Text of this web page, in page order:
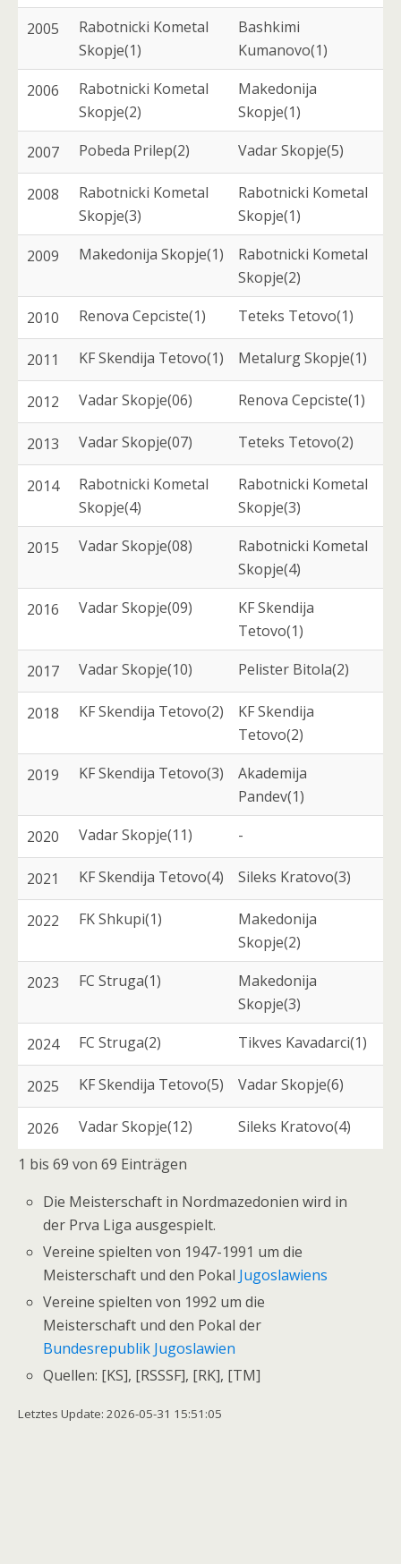
2005
Rabotnicki Kometal
Skopje(1)
Bashkimi
Kumanovo(1)
2006
Rabotnicki Kometal
Skopje(2)
Makedonija
Skopje(1)
2007 Pobeda Prilep(2) Vadar Skopje(5)
2008
Rabotnicki Kometal
Skopje(3)
Rabotnicki Kometal
Skopje(1)
2009 Makedonija Skopje(1)
Rabotnicki Kometal
Skopje(2)
2010 Renova Cepciste(1) Teteks Tetovo(1)
2011 KF Skendija Tetovo(1) Metalurg Skopje(1)
2012 Vadar Skopje(06) Renova Cepciste(1)
2013 Vadar Skopje(07) Teteks Tetovo(2)
2014
Rabotnicki Kometal
Skopje(4)
Rabotnicki Kometal
Skopje(3)
2015 Vadar Skopje(08)
Rabotnicki Kometal
Skopje(4)
2016 Vadar Skopje(09)
KF Skendija
Tetovo(1)
2017 Vadar Skopje(10) Pelister Bitola(2)
2018 KF Skendija Tetovo(2)
KF Skendija
Tetovo(2)
2019 KF Skendija Tetovo(3)
Akademija
Pandev(1)
2020 Vadar Skopje(11) -
2021 KF Skendija Tetovo(4) Sileks Kratovo(3)
2022 FK Shkupi(1)
Makedonija
Skopje(2)
2023 FC Struga(1)
Makedonija
Skopje(3)
2024 FC Struga(2) Tikves Kavadarci(1)
2025 KF Skendija Tetovo(5) Vadar Skopje(6)
2026 Vadar Skopje(12)
Sileks Kratovo(4)
1 bis 69 von 69 Einträgen
Die Meisterschaft in Nordmazedonien wird in
der Prva Liga ausgespielt.
Vereine spielten von 1947-1991 um die
Meisterschaft und den Pokal Jugoslawiens
Vereine spielten von 1992 um die
Meisterschaft und den Pokal der
Bundesrepublik Jugoslawien
Quellen: [KS], [RSSSF], [RK], [TM]
Letztes Update: 2026-05-31 15:51:05